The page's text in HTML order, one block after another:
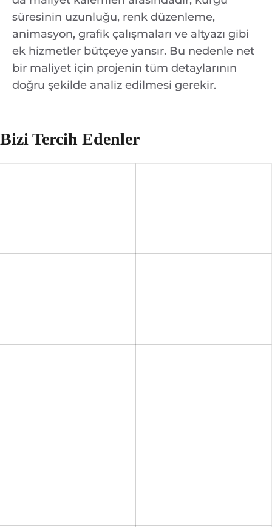
süresinin uzunluğu, renk düzenleme,
animasyon, grafik çalışmaları ve altyazı gibi
ek hizmetler bütçeye yansır. Bu nedenle net
bir maliyet için projenin tüm detaylarının
doğru şekilde analiz edilmesi gerekir.
Bizi Tercih Edenler